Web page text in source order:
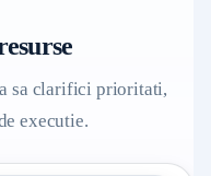
sa clarifici prioritati,
executie.